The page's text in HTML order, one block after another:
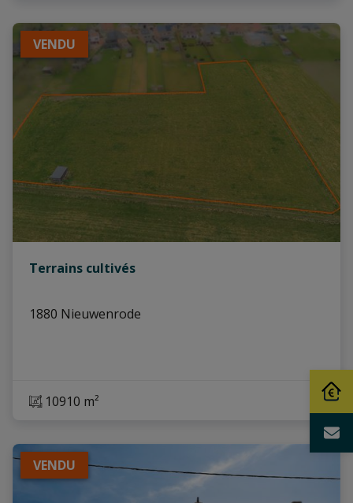
VENDU
Terrains cultivés
1880 Nieuwenrode
10910 m²
VENDU